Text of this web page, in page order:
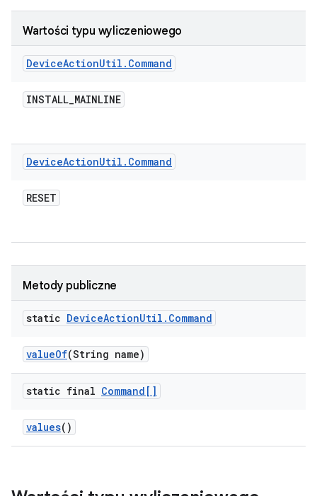
Wartości typu wyliczeniowego
DeviceActionUtil . Command
INSTALL_MAINLINE
DeviceActionUtil . Command
RESET
Metody publiczne
static DeviceActionUtil . Command
valueOf(String name)
static final Command[]
values()